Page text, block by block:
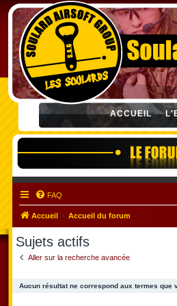
ACCUEIL
FAQ
Accueil Accueil du forum
Sujets actifs
Aller sur la recherche avancée
Aucun résultat ne correspond aux termes que